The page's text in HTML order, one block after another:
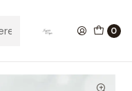
0
Italiana - ley 925 -